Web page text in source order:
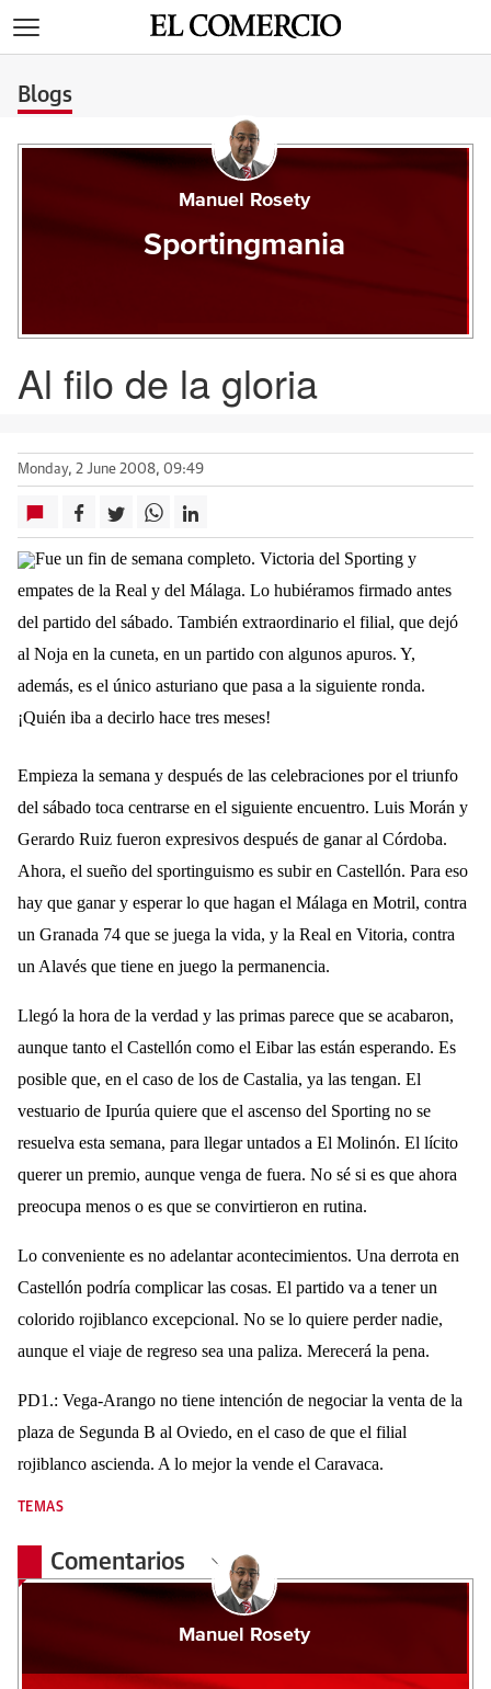
Blogs
Manuel Rosety
Sportingmania
Al filo de la gloria
Monday, 2 June 2008, 09:49
Fue un fin de semana completo. Victoria del Sporting y
empates de la Real y del Málaga. Lo hubiéramos firmado antes
del partido del sábado. También extraordinario el filial, que dejó
al Noja en la cuneta, en un partido con algunos apuros. Y,
además, es el único asturiano que pasa a la siguiente ronda.
¡Quién iba a decirlo hace tres meses!
Empieza la semana y después de las celebraciones por el triunfo
del sábado toca centrarse en el siguiente encuentro. Luis Morán y
Gerardo Ruiz fueron expresivos después de ganar al Córdoba.
Ahora, el sueño del sportinguismo es subir en Castellón. Para eso
hay que ganar y esperar lo que hagan el Málaga en Motril, contra
un Granada 74 que se juega la vida, y la Real en Vitoria, contra
un Alavés que tiene en juego la permanencia.
Llegó la hora de la verdad y las primas parece que se acabaron,
aunque tanto el Castellón como el Eibar las están esperando. Es
posible que, en el caso de los de Castalia, ya las tengan. El
vestuario de Ipurúa quiere que el ascenso del Sporting no se
resuelva esta semana, para llegar untados a El Molinón. El lícito
querer un premio, aunque venga de fuera. No sé si es que ahora
preocupa menos o es que se convirtieron en rutina.
Lo conveniente es no adelantar acontecimientos. Una derrota en
Castellón podría complicar las cosas. El partido va a tener un
colorido rojiblanco excepcional. No se lo quiere perder nadie,
aunque el viaje de regreso sea una paliza. Merecerá la pena.
PD1.: Vega-Arango no tiene intención de negociar la venta de la
plaza de Segunda B al Oviedo, en el caso de que el filial
rojiblanco ascienda. A lo mejor la vende el Caravaca.
TEMAS
Comentarios
Manuel Rosety